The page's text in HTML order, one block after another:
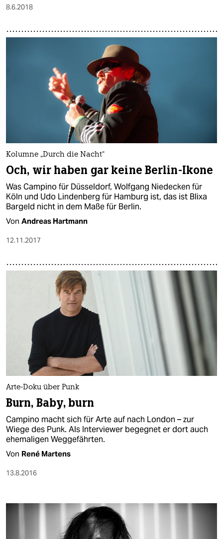
8.6.2018
Kolumne „Durch die Nacht“
Och, wir haben gar keine Berlin-Ikone
Was Campino für Düsseldorf, Wolfgang Niedecken für
Köln und Udo Lindenberg für Hamburg ist, das ist Blixa
Bargeld nicht in dem Maße für Berlin.
Von Andreas Hartmann
12.11.2017
Arte-Doku über Punk
Burn, Baby, burn
Campino macht sich für Arte auf nach London – zur
Wiege des Punk. Als Interviewer begegnet er dort auch
ehemaligen Weggefährten.
Von René Martens
13.8.2016